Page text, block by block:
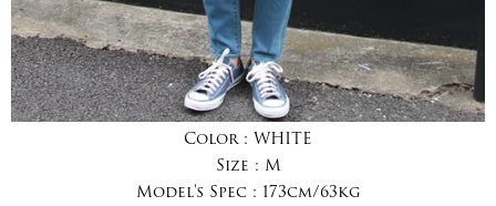
Color : WHITE
Size : M
Model's Spec : 173cm/63kg